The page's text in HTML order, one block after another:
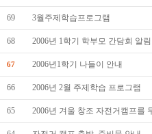
69 3월주제학습프로그램
68 2006년 1학기 학부모 간담회 알림
67 2006년1학기 나들이 안내
66 2006년 2월 주제학습 프로그램
65 2006년 겨울 창조 자전거캠프를